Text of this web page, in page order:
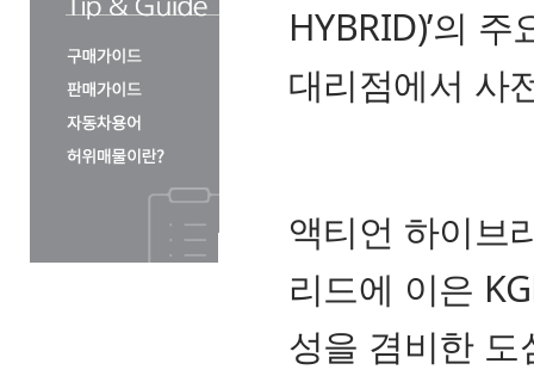
HYBRID)’의
대리점에서 사
액티언 하이브
리드에 이은
성을 겸비한 도